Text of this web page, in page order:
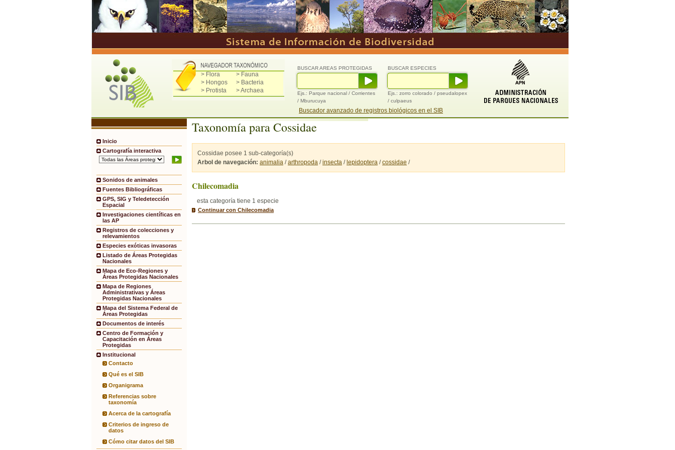
> Flora
> Fauna
> Hongos
> Bacteria
> Protista
> Archaea
BUSCAR ESPECIES
Ejs.: zorro colorado / pseudalopex
/ culpaeus
BUSCAR AREAS PROTEGIDAS
Ejs.: Parque nacional / Corrientes
/ Mburucuya
Buscador avanzado de registros biológicos en el SIB
Inicio
Cartografía interactiva
Sonidos de animales
Fuentes Bibliográficas
GPS, SIG y Teledetección
Espacial
Investigaciones científicas en
las AP
Registros de colecciones y
relevamientos
Especies exóticas invasoras
Listado de Áreas Protegidas
Nacionales
Mapa de Eco-Regiones y
Áreas Protegidas Nacionales
Mapa de Regiones
Administrativas y Áreas
Protegidas Nacionales
Mapa del Sistema Federal de
Áreas Protegidas
Documentos de interés
Centro de Formación y
Capacitación en Áreas
Protegidas
Institucional
Contacto
Qué es el SIB
Organigrama
Referencias sobre
taxonomía
Acerca de la cartografía
Criterios de ingreso de
datos
Cómo citar datos del SIB
Taxonomía para Cossidae
Cossidae posee 1 sub-categoría(s)
Arbol de navegación: animalia /arthropoda /insecta / lepidoptera /cossidae /
Chilecomadia
esta categoría tiene 1 especie
Continuar con Chilecomadia